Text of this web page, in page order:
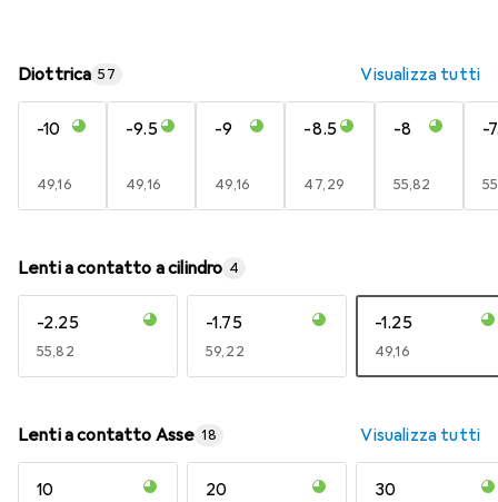
Diottrica 57 Visualizza tutti
-10
EUR
49,16
-9.5
EUR
49,16
-9
EUR
49,16
-8.5
EUR
47,29
-8
EUR
55,82
-
Lenti a contatto a cilindro 4
-2.25
EUR
55,82
-1.75
EUR
59,22
-1.25
EUR
49,16
Lenti a contatto Asse 18 Visualizza tutti
10 20 30